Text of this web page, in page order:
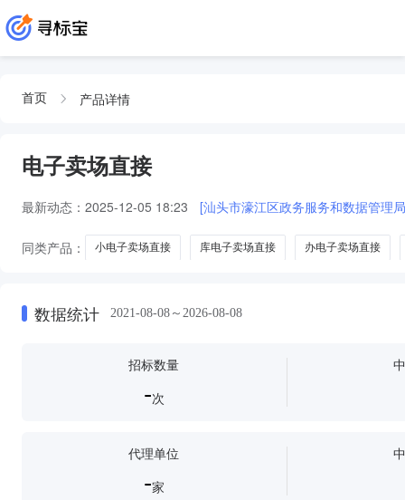
首页 产品详情
电子卖场直接
最新动态： 2025-12-05 18:23 [汕头市濠江区政务服务和数据管理
同类产品： 小电子卖场直接 库电子卖场直接 办电子卖场直接
数据统计 2021-08-08～2026-08-08
招标数量
-次
代理单位
-家